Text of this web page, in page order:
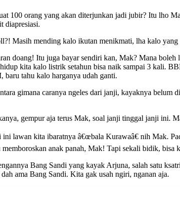
100 orang yang akan diterjunkan jadi jubir? Itu lho
diapresiasi.
Masih mending kalo ikutan menikmati, lha kalo
doang! Itu juga bayar sendiri kan, Mak? Mana boleh
kita kalo listrik setahun bisa naik sampai 3 kali.
tahu kalo harganya udah ganti.
gimana caranya ngeles dari janji, kayaknya belum
gempur aja terus Mak, soal janji tinggal janji ini.
lawan kita ibaratnya â€œbala Kurawaâ€ nih Mak.
anak panah, Mak! Tapi sekali bidik, bisa
Bang Sandi yang kayak Arjuna, salah satu
ama Bang Sandi. Kita gak usah ngiri, nganan aja.